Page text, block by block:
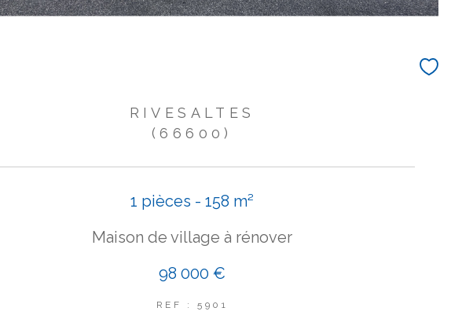
RIVESALTES
(66600)
1 pièces - 158 m²
Maison de village à rénover
98 000 €
REF : 5901